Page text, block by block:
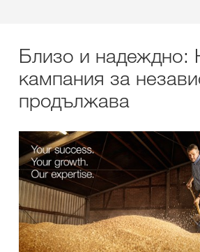
Близо и надеждно:
кампания за
продължава